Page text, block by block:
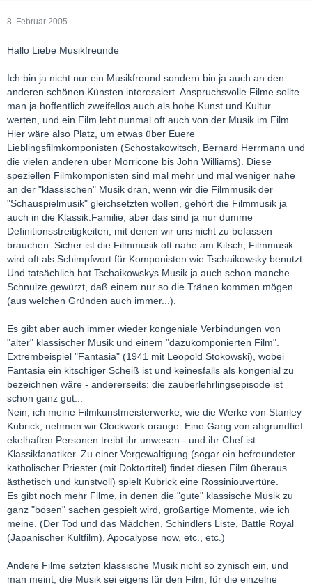
8. Februar 2005
Hallo Liebe Musikfreunde
Ich bin ja nicht nur ein Musikfreund sondern bin ja auch an den
anderen schönen Künsten interessiert. Anspruchsvolle Filme sollte
man ja hoffentlich zweifellos auch als hohe Kunst und Kultur
werten, und ein Film lebt nunmal oft auch von der Musik im Film.
Hier wäre also Platz, um etwas über Euere
Lieblingsfilmkomponisten (Schostakowitsch, Bernard Herrmann und
die vielen anderen über Morricone bis John Williams). Diese
speziellen Filmkomponisten sind mal mehr und mal weniger nahe
an der "klassischen" Musik dran, wenn wir die Filmmusik der
"Schauspielmusik" gleichsetzten wollen, gehört die Filmmusik ja
auch in die Klassik.Familie, aber das sind ja nur dumme
Definitionsstreitigkeiten, mit denen wir uns nicht zu befassen
brauchen. Sicher ist die Filmmusik oft nahe am Kitsch, Filmmusik
wird oft als Schimpfwort für Komponisten wie Tschaikowsky benutzt.
Und tatsächlich hat Tschaikowskys Musik ja auch schon manche
Schnulze gewürzt, daß einem nur so die Tränen kommen mögen
(aus welchen Gründen auch immer...).
Es gibt aber auch immer wieder kongeniale Verbindungen von
"alter" klassischer Musik und einem "dazukomponierten Film".
Extrembeispiel "Fantasia" (1941 mit Leopold Stokowski), wobei
Fantasia ein kitschiger Scheiß ist und keinesfalls als kongenial zu
bezeichnen wäre - andererseits: die zauberlehrlingsepisode ist
schon ganz gut...
Nein, ich meine Filmkunstmeisterwerke, wie die Werke von Stanley
Kubrick, nehmen wir Clockwork orange: Eine Gang von abgrundtief
ekelhaften Personen treibt ihr unwesen - und ihr Chef ist
Klassikfanatiker. Zu einer Vergewaltigung (sogar ein befreundeter
katholischer Priester (mit Doktortitel) findet diesen Film überaus
ästhetisch und kunstvoll) spielt Kubrick eine Rossiniouvertüre.
Es gibt noch mehr Filme, in denen die "gute" klassische Musik zu
ganz "bösen" sachen gespielt wird, großartige Momente, wie ich
meine. (Der Tod und das Mädchen, Schindlers Liste, Battle Royal
(Japanischer Kultfilm), Apocalypse now, etc., etc.)
Andere Filme setzten klassische Musik nicht so zynisch ein, und
man meint, die Musik sei eigens für den Film, für die einzelne